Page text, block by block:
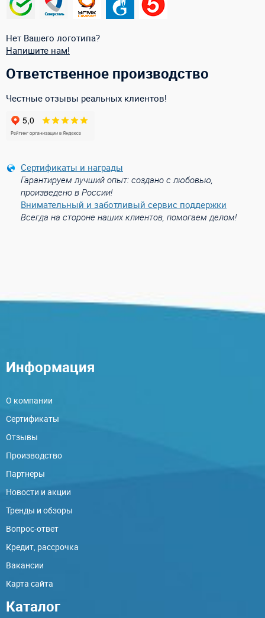
Нет Вашего логотипа?
Напишите нам!
Ответственное производство
Честные отзывы реальных клиентов!
Сертификаты и награды
Гарантируем лучший опыт: создано с любовью,
произведено в России!
Внимательный и заботливый сервис поддержки
Всегда на стороне наших клиентов, помогаем делом!
Информация
О компании
Сертификаты
Отзывы
Производство
Партнеры
Новости и акции
Тренды и обзоры
Вопрос-ответ
Кредит, рассрочка
Вакансии
Карта сайта
Каталог